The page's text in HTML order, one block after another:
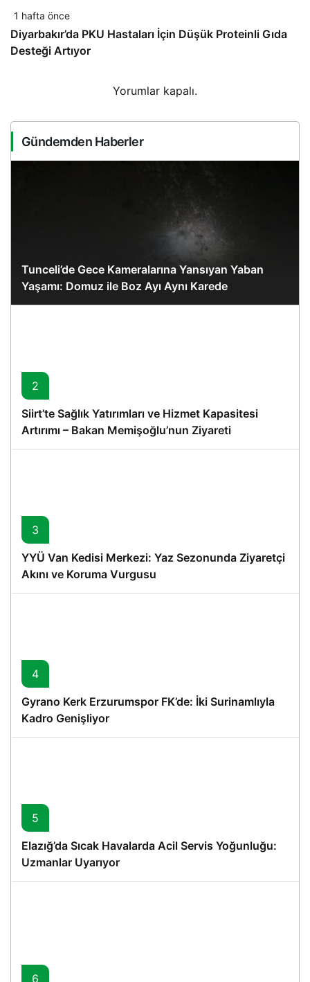
1 hafta önce
Diyarbakır’da PKU Hastaları İçin Düşük Proteinli Gıda
Desteği Artıyor
Yorumlar kapalı.
Gündemden Haberler
Tunceli’de Gece Kameralarına Yansıyan Yaban
Yaşamı: Domuz ile Boz Ayı Aynı Karede
2
Siirt’te Sağlık Yatırımları ve Hizmet Kapasitesi
Artırımı – Bakan Memişoğlu’nun Ziyareti
3
YYÜ Van Kedisi Merkezi: Yaz Sezonunda Ziyaretçi
Akını ve Koruma Vurgusu
4
Gyrano Kerk Erzurumspor FK’de: İki Surinamlıyla
Kadro Genişliyor
5
Elazığ’da Sıcak Havalarda Acil Servis Yoğunluğu:
Uzmanlar Uyarıyor
6